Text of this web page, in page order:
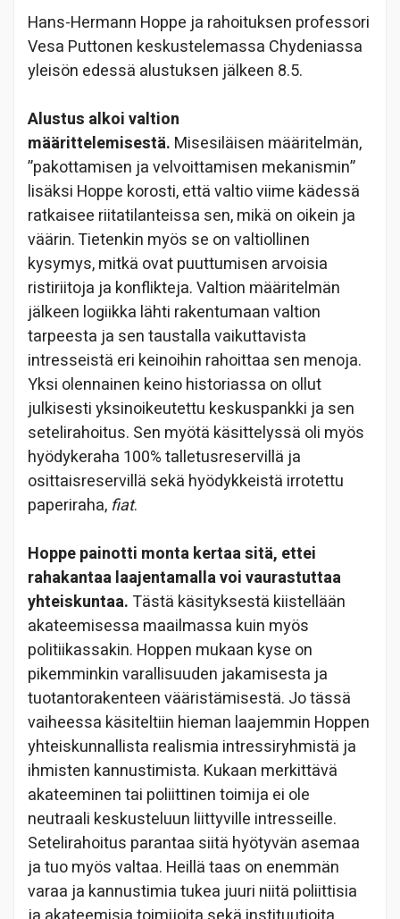
Hans-Hermann Hoppe ja rahoituksen professori
Vesa Puttonen keskustelemassa Chydeniassa
yleisön edessä alustuksen jälkeen 8.5.
Alustus alkoi valtion
määrittelemisestä. Misesiläisen määritelmän,
”pakottamisen ja velvoittamisen mekanismin”
lisäksi Hoppe korosti, että valtio viime kädessä
ratkaisee riitatilanteissa sen, mikä on oikein ja
väärin. Tietenkin myös se on valtiollinen
kysymys, mitkä ovat puuttumisen arvoisia
ristiriitoja ja konflikteja. Valtion määritelmän
jälkeen logiikka lähti rakentumaan valtion
tarpeesta ja sen taustalla vaikuttavista
intresseistä eri keinoihin rahoittaa sen menoja.
Yksi olennainen keino historiassa on ollut
julkisesti yksinoikeutettu keskuspankki ja sen
setelirahoitus. Sen myötä käsittelyssä oli myös
hyödykeraha 100% talletusreservillä ja
osittaisreservillä sekä hyödykkeistä irrotettu
paperiraha, fiat.
Hoppe painotti monta kertaa sitä, ettei
rahakantaa laajentamalla voi vaurastuttaa
yhteiskuntaa. Tästä käsityksestä kiistellään
akateemisessa maailmassa kuin myös
politiikassakin. Hoppen mukaan kyse on
pikemminkin varallisuuden jakamisesta ja
tuotantorakenteen vääristämisestä. Jo tässä
vaiheessa käsiteltiin hieman laajemmin Hoppen
yhteiskunnallista realismia intressiryhmistä ja
ihmisten kannustimista. Kukaan merkittävä
akateeminen tai poliittinen toimija ei ole
neutraali keskusteluun liittyville intresseille.
Setelirahoitus parantaa siitä hyötyvän asemaa
ja tuo myös valtaa. Heillä taas on enemmän
varaa ja kannustimia tukea juuri niitä poliittisia